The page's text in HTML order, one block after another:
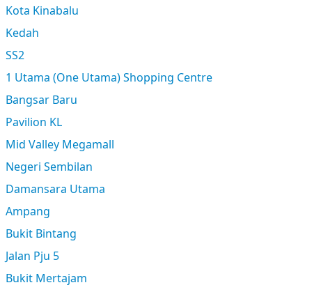
Kota Kinabalu
Kedah
SS2
1 Utama (One Utama) Shopping Centre
Bangsar Baru
Pavilion KL
Mid Valley Megamall
Negeri Sembilan
Damansara Utama
Ampang
Bukit Bintang
Jalan Pju 5
Bukit Mertajam